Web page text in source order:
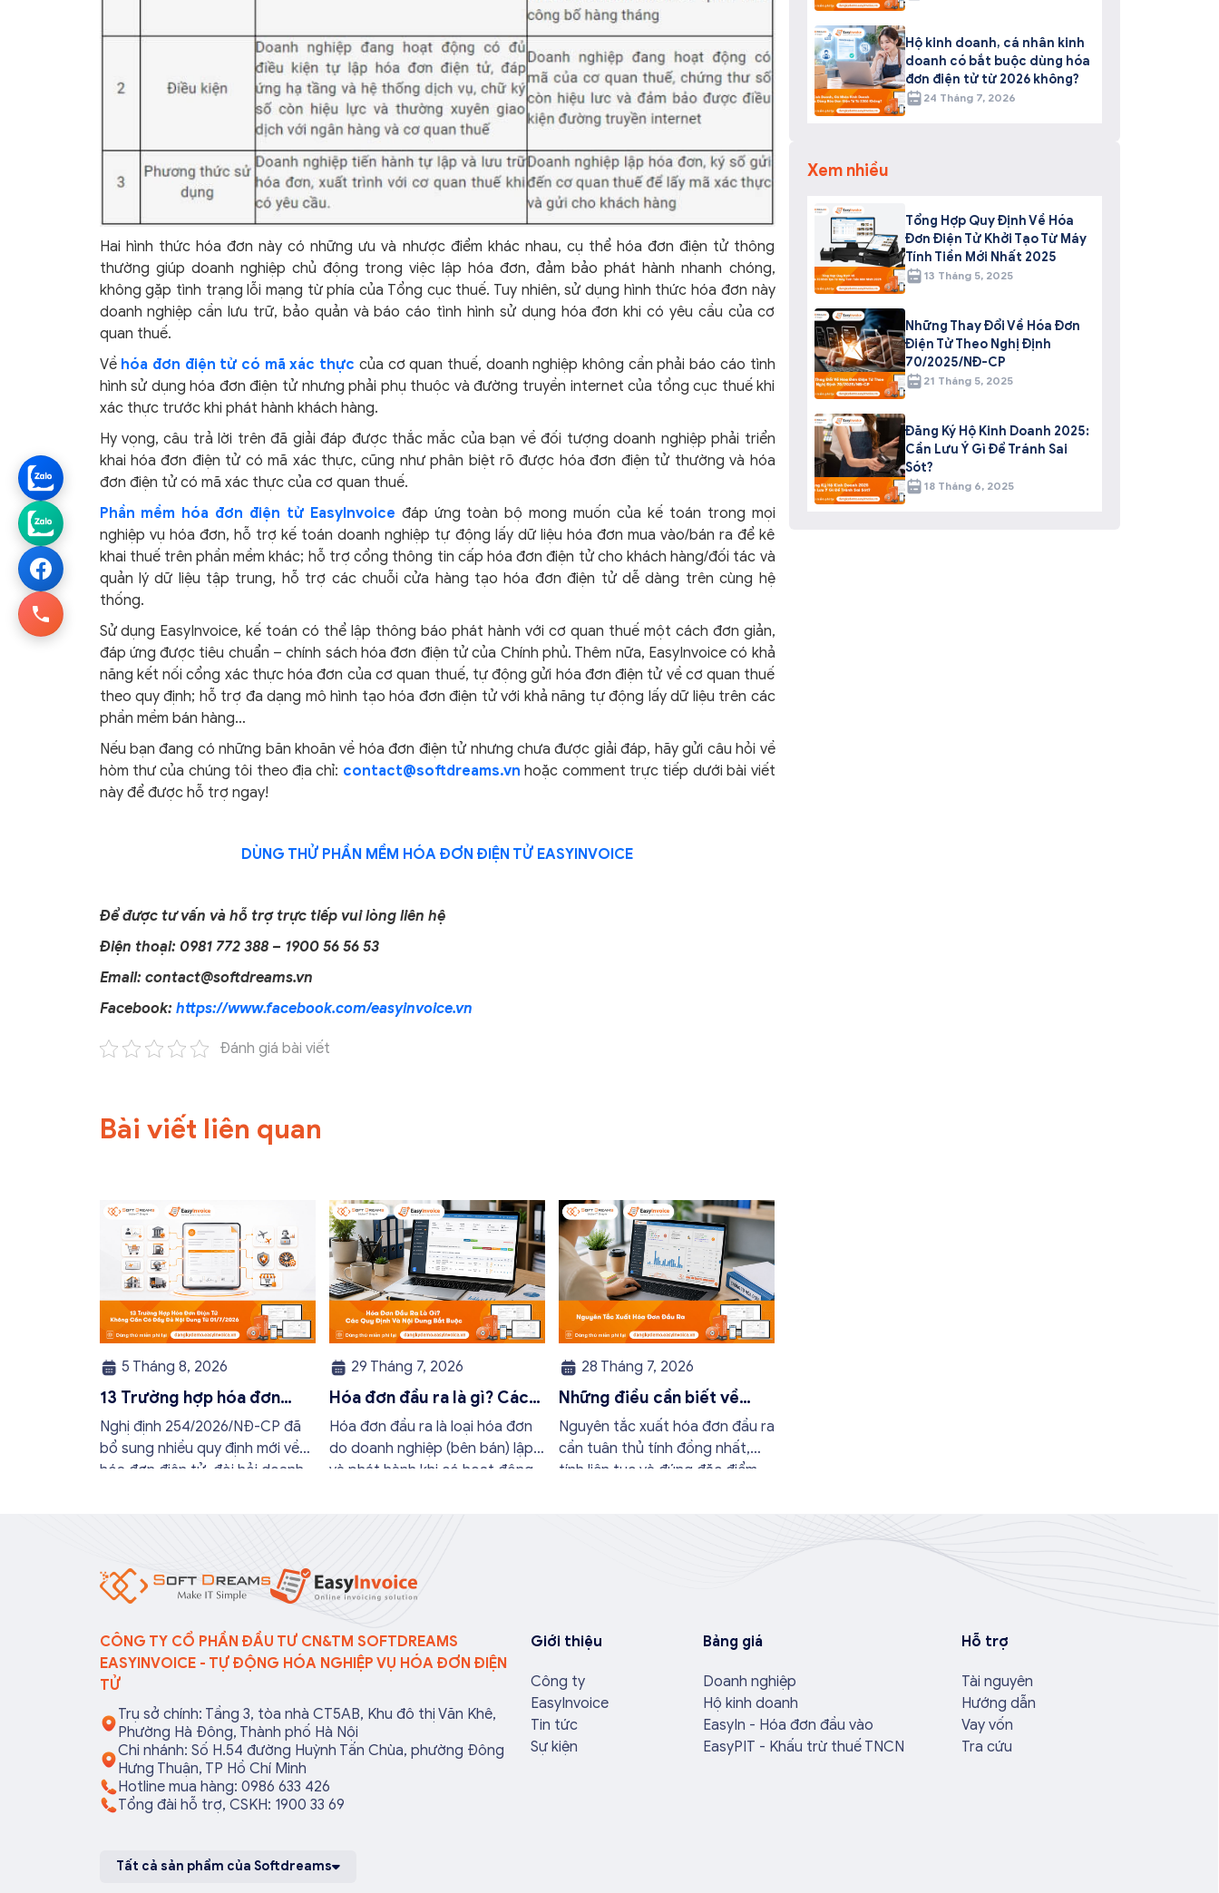
Hai hình thức hóa đơn này có những ưu và nhược điểm khác nhau, cụ thể hóa đơn điện tử thông
thường giúp doanh nghiệp chủ động trong việc lập hóa đơn, đảm bảo phát hành nhanh chóng,
không gặp tình trạng lỗi mạng từ phía của Tổng cục thuế. Tuy nhiên, sử dụng hình thức hóa đơn này
doanh nghiệp cần lưu trữ, bảo quản và báo cáo tình hình sử dụng hóa đơn khi có yêu cầu của cơ
quan thuế.
Về hóa đơn điện tử có mã xác thực của cơ quan thuế, doanh nghiệp không cần phải báo cáo tình
hình sử dụng hóa đơn điện tử nhưng phải phụ thuộc và đường truyền internet của tổng cục thuế khi
xác thực trước khi phát hành khách hàng.
Hy vọng, câu trả lời trên đã giải đáp được thắc mắc của bạn về đối tượng doanh nghiệp phải triển
khai hóa đơn điện tử có mã xác thực, cũng như phân biệt rõ được hóa đơn điện tử thường và hóa
đơn điện tử có mã xác thực của cơ quan thuế.
Phần mềm hóa đơn điện tử EasyInvoice đáp ứng toàn bộ mong muốn của kế toán trong mọi
nghiệp vụ hóa đơn, hỗ trợ kế toán doanh nghiệp tự động lấy dữ liệu hóa đơn mua vào/bán ra để kê
khai thuế trên phần mềm khác; hỗ trợ cổng thông tin cấp hóa đơn điện tử cho khách hàng/đối tác và
quản lý dữ liệu tập trung, hỗ trợ các chuỗi cửa hàng tạo hóa đơn điện tử dễ dàng trên cùng hệ
thống.
Sử dụng EasyInvoice, kế toán có thể lập thông báo phát hành với cơ quan thuế một cách đơn giản,
đáp ứng được tiêu chuẩn – chính sách hóa đơn điện tử của Chính phủ. Thêm nữa, EasyInvoice có khả
năng kết nối cổng xác thực hóa đơn của cơ quan thuế, tự động gửi hóa đơn điện tử về cơ quan thuế
theo quy định; hỗ trợ đa dạng mô hình tạo hóa đơn điện tử với khả năng tự động lấy dữ liệu trên các
phần mềm bán hàng…
Nếu bạn đang có những băn khoăn về hóa đơn điện tử nhưng chưa được giải đáp, hãy gửi câu hỏi về
hòm thư của chúng tôi theo địa chỉ: contact@softdreams.vn hoặc comment trực tiếp dưới bài viết
này để được hỗ trợ ngay!
DÙNG THỬ PHẦN MỀM HÓA ĐƠN ĐIỆN TỬ EASYINVOICE
Để được tư vấn và hỗ trợ trực tiếp vui lòng liên hệ
Điện thoại: 0981 772 388 – 1900 56 56 53
Email: contact@softdreams.vn
Facebook: https://www.facebook.com/easyinvoice.vn
Đánh giá bài viết
Bài viết liên quan
5 Tháng 8, 2026
13 Trường hợp hóa đơn
điện tử không cần có đầy
đủ nội dung từ 01/7/2026
Nghị định 254/2026/NĐ-CP đã
bổ sung nhiều quy định mới về
hóa đơn điện tử, đòi hỏi doanh
thời cập nhật để thực hiện đúng
sẻ 13 trường hợp hóa đơn điện
tử không cần […]
29 Tháng 7, 2026
Hóa đơn đầu ra là gì? Các
quy định và nội dung bắt
buộc mới nhất
Hóa đơn đầu ra là loại hóa đơn
do doanh nghiệp (bên bán) lập
và phát hành khi có hoạt động
dịch vụ cho khách hàng. Doanh
phạt hành chính không đáng có
nếu nắm rõ […]
28 Tháng 7, 2026
Những điều cần biết về
nguyên tắc xuất hóa đơn
đầu ra
Nguyên tắc xuất hóa đơn đầu ra
cần tuân thủ tính đồng nhất,
tính liên tục và đúng đặc điểm,
về mã số thuế, đơn giá hay ngày
Hộ kinh doanh, cá nhân kinh
doanh có bắt buộc dùng hóa
đơn điện tử từ 2026 không?
24 Tháng 7, 2026
Xem nhiều
Tổng Hợp Quy Định Về Hóa
Đơn Điện Tử Khởi Tạo Từ Máy
Tính Tiền Mới Nhất 2025
13 Tháng 5, 2025
Những Thay Đổi Về Hóa Đơn
Điện Tử Theo Nghị Định
70/2025/NĐ-CP
21 Tháng 5, 2025
Đăng Ký Hộ Kinh Doanh 2025:
Cần Lưu Ý Gì Để Tránh Sai
Sót?
18 Tháng 6, 2025
CÔNG TY CỔ PHẦN ĐẦU TƯ CN&TM SOFTDREAMS
EASYINVOICE - TỰ ĐỘNG HÓA NGHIỆP VỤ HÓA ĐƠN ĐIỆN
TỬ
Trụ sở chính: Tầng 3, tòa nhà CT5AB, Khu đô thị Văn Khê,
Phường Hà Đông, Thành phố Hà Nội
Chi nhánh: Số H.54 đường Huỳnh Tấn Chùa, phường Đông
Hưng Thuận, TP Hồ Chí Minh
Hotline mua hàng: 0986 633 426
Tổng đài hỗ trợ, CSKH: 1900 33 69
Giới thiệu
Công ty
EasyInvoice
Tin tức
Sự kiện
Bảng giá
Doanh nghiệp
Hộ kinh doanh
EasyIn - Hóa đơn đầu vào
EasyPIT - Khấu trừ thuế TNCN
Hỗ trợ
Tài nguyên
Hướng dẫn
Vay vốn
Tra cứu
Tất cả sản phẩm của Softdreams